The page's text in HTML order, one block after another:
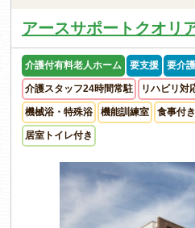
アースサポートクオリ
介護付有料老人ホーム 要支援 要介護
介護スタッフ24時間常駐 リハビリ対
機械浴・特殊浴 機能訓練室 食事付
居室トイレ付き